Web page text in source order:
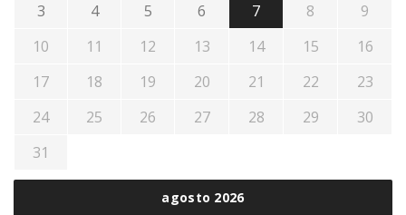
agosto 2026
3
4 5 6 7 8
9
10
11 12 13 14 15
16
17
18 19 20 21 22
23
24
25 26 27 28 29
30
31